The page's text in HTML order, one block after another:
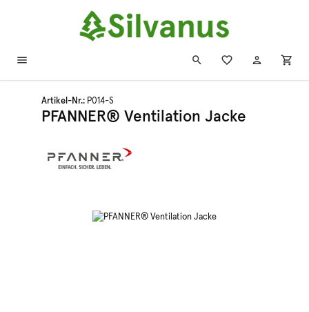
Zum Hauptinhalt springen
Artikel-Nr.: P014-S
PFANNER® Ventilation Jacke
Bildergalerie überspringen